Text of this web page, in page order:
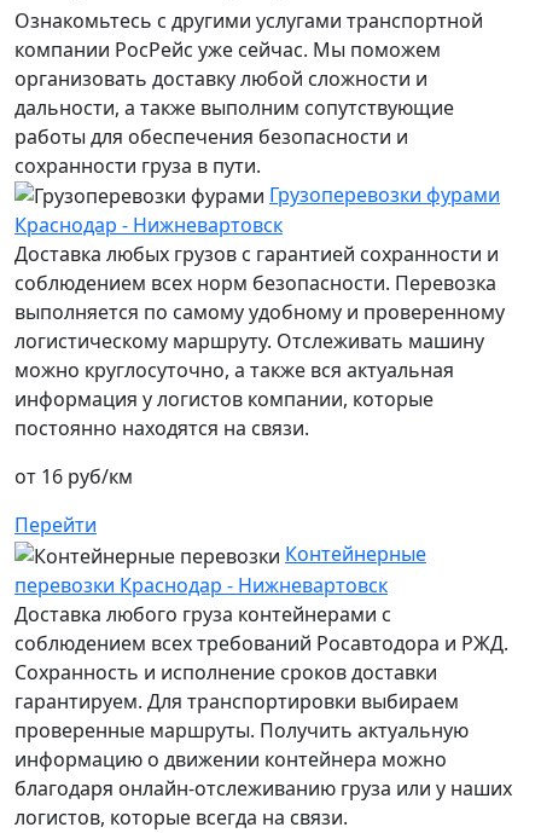
Ознакомьтесь с другими услугами транспортной
компании РосРейс уже сейчас. Мы поможем
организовать доставку любой сложности и
дальности, а также выполним сопутствующие
работы для обеспечения безопасности и
сохранности груза в пути.
Грузоперевозки фурами
Краснодар - Нижневартовск
Доставка любых грузов с гарантией сохранности и
соблюдением всех норм безопасности. Перевозка
выполняется по самому удобному и проверенному
логистическому маршруту. Отслеживать машину
можно круглосуточно, а также вся актуальная
информация у логистов компании, которые
постоянно находятся на связи.
от 16 руб/км
Перейти
Контейнерные
перевозки Краснодар - Нижневартовск
Доставка любого груза контейнерами с
соблюдением всех требований Росавтодора и РЖД.
Сохранность и исполнение сроков доставки
гарантируем. Для транспортировки выбираем
проверенные маршруты. Получить актуальную
информацию о движении контейнера можно
благодаря онлайн-отслеживанию груза или у наших
логистов, которые всегда на связи.